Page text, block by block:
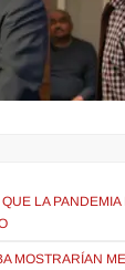
LA
MOSTRARÍAN